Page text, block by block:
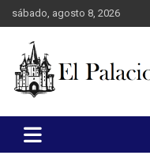
Saltar
al
contenido
sábado, agosto 8, 2026
El Palacio